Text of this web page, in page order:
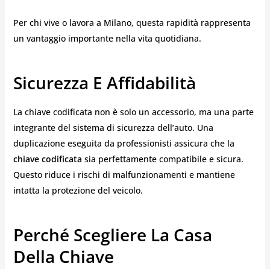
Per chi vive o lavora a Milano, questa rapidità rappresenta
un vantaggio importante nella vita quotidiana.
Sicurezza E Affidabilità
La chiave codificata non è solo un accessorio, ma una parte
integrante del sistema di sicurezza dell’auto. Una
duplicazione eseguita da professionisti assicura che la
chiave codificata sia perfettamente compatibile e sicura.
Questo riduce i rischi di malfunzionamenti e mantiene
intatta la protezione del veicolo.
Perché Scegliere La Casa
Della Chiave